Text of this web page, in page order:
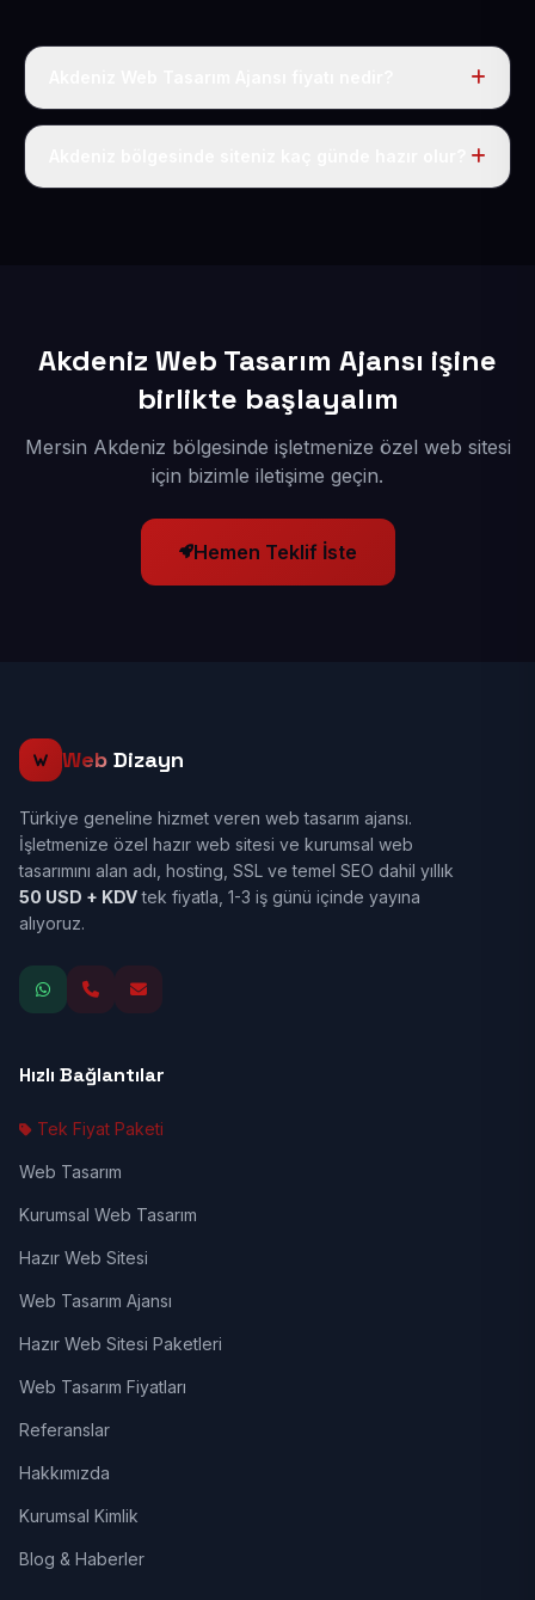
Tek fiyat uygulanır: yıllık 50 USD + KDV. Bu bedele alan
Akdeniz Web Tasarım Ajansı işine
birlikte başlayalım
Mersin Akdeniz bölgesinde işletmenize özel web sitesi
için bizimle iletişime geçin.
Hemen Teklif İste
Web Dizayn
Türkiye geneline hizmet veren web tasarım ajansı.
İşletmenize özel hazır web sitesi ve kurumsal web
tasarımını alan adı, hosting, SSL ve temel SEO dahil yıllık
50 USD + KDVtek fiyatla, 1-3 iş günü içinde yayına
alıyoruz.
Hızlı Bağlantılar
Tek Fiyat Paketi
Web Tasarım
Kurumsal Web Tasarım
Hazır Web Sitesi
Web Tasarım Ajansı
Hazır Web Sitesi Paketleri
Web Tasarım Fiyatları
Referanslar
Hakkımızda
Kurumsal Kimlik
Blog & Haberler